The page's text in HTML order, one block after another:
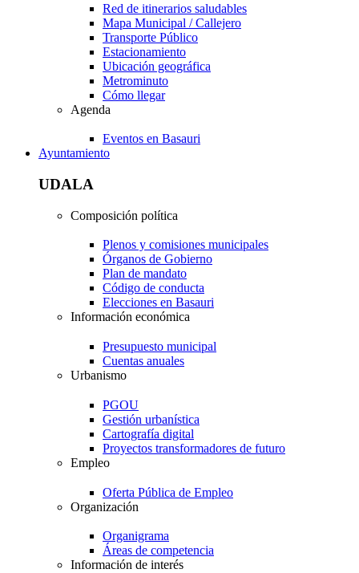
Red de itinerarios saludables
Mapa Municipal / Callejero
Transporte Público
Estacionamiento
Ubicación geográfica
Metrominuto
Cómo llegar
Agenda
Eventos en Basauri
Ayuntamiento
UDALA
Composición política
Plenos y comisiones municipales
Órganos de Gobierno
Plan de mandato
Código de conducta
Elecciones en Basauri
Información económica
Presupuesto municipal
Cuentas anuales
Urbanismo
PGOU
Gestión urbanística
Cartografía digital
Proyectos transformadores de futuro
Empleo
Oferta Pública de Empleo
Organización
Organigrama
Áreas de competencia
Información de interés